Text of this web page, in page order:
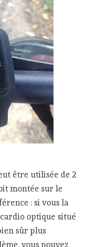
être utilisée de 2
montée sur le
: si vous la
optique situé
sûr plus
vous pouvez